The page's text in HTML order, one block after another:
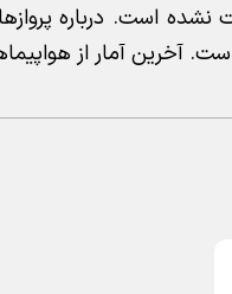
است. درباره
آمار از هواپیماهای فعال